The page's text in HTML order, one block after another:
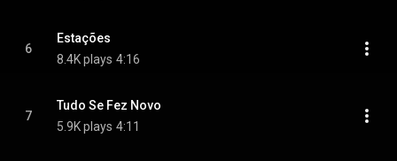
6
Estações
8.4K plays 4:16
7
Tudo Se Fez Novo
5.9K plays 4:11